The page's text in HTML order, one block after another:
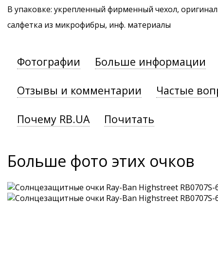
В упаковке: укрепленный фирменный чехол,
салфетка из микрофибры, инф. материалы
Фотографии Больше информации
Отзывы и комментарии Частые
Почему RB.UA Почитать
Больше фото этих очков